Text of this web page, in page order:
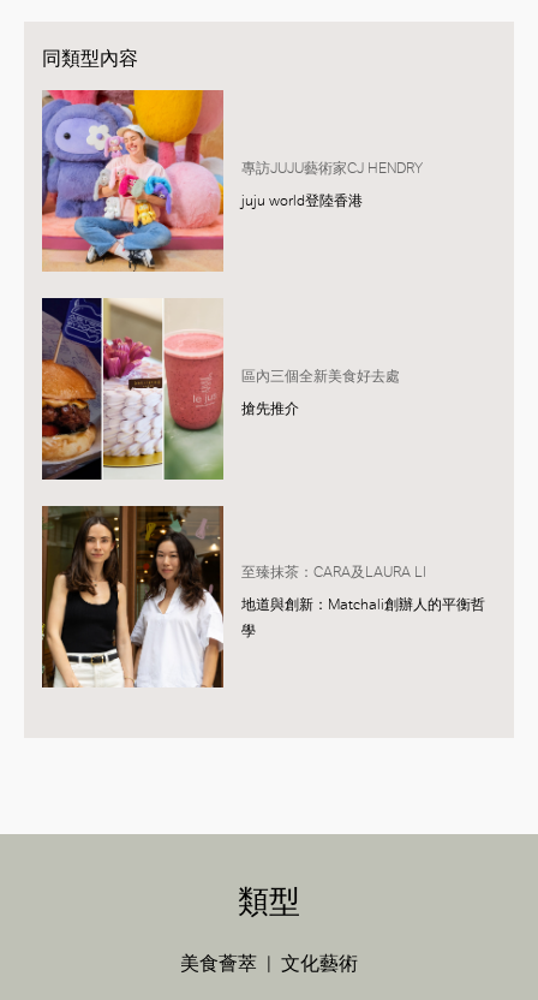
同類型內容
專訪JUJU藝術家CJ HENDRY
juju world登陸香港
區內三個全新美食好去處
搶先推介
至臻抹茶：CARA及LAURA LI
地道與創新：Matchali創辦人的平衡哲
學
類型
美食薈萃 文化藝術